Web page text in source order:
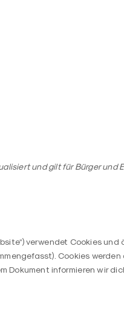
und gilt für Bürger und
verwendet Cookies
Cookies werden
informieren wir